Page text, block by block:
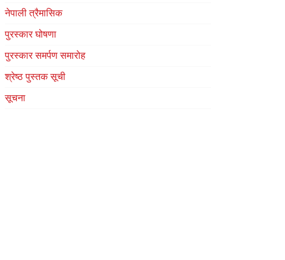
नेपाली त्रैमासिक
पुरस्कार घोषणा
पुरस्कार समर्पण समारोह
श्रेष्ठ पुस्तक सूची
सूचना